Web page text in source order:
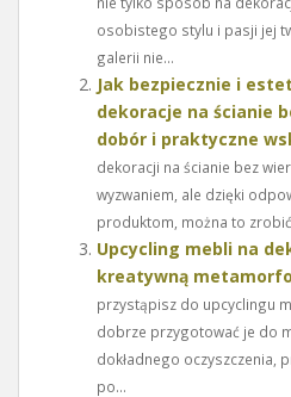
osobistego stylu i pasji jej
galerii nie...
Jak bezpiecznie i
dekoracje na ścianie
dobór i praktyczne
dekoracji na ścianie bez
wyzwaniem, ale dzięki
produktom, można to
Upcycling mebli na
kreatywną
przystąpisz do upcyclingu
dobrze przygotować je do
dokładnego oczyszczenia,
po...